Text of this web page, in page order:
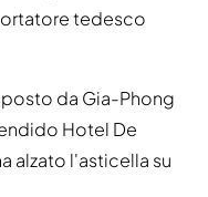
tedesco
da Gia-Phong
Hotel De
alzato l'asticella su